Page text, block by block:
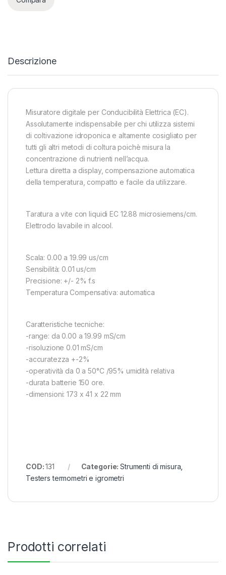
Descrizione
Misuratore digitale per Conducibilità Elettrica (EC).
Assolutamente indispensabile per chi utilizza sistemi
di coltivazione idroponica e altamente cosigliato per
tutti gli altri metodi di coltura poichè misura la
concentrazione di nutrienti nell’acqua.
Lettura diretta a display, compensazione automatica
della temperatura, compatto e facile da utilizzare.
Taratura a vite con liquidi EC 12.88 microsiemens/cm.
Elettrodo lavabile in alcool.
Scala: 0.00 a 19.99 us/cm
Sensibilità: 0.01 us/cm
Precisione: +/- 2% f.s
Temperatura Compensativa: automatica
Caratteristiche tecniche:
-range: da 0.00 a 19.99 mS/cm
-risoluzione 0.01 mS/cm
-accuratezza +-2%
-operatività da 0 a 50°C /95% umidità relativa
-durata batterie 150 ore.
-dimensioni: 173 x 41 x 22 mm
COD:131 Categorie:Strumenti di misura
Testers termometri e igrometri
Prodotti correlati